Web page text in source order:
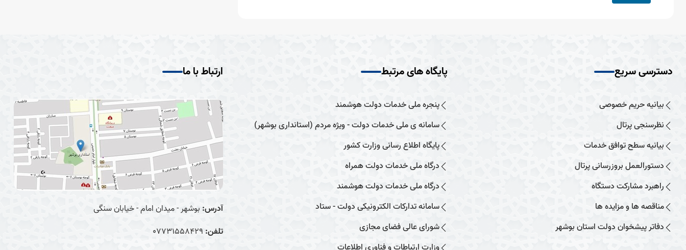
دسترسی سریع
بیانیه حریم خصوصی
نظرسنجی پرتال
بیانیه سطح توافق خدمات
دستورالعمل بروزرسانی پرتال
راهبرد مشارکت دستگاه
مناقصه ها و مزایده ها
دفاتر پیشخوان دولت استان بوشهر
پایگاه های مرتبط
پنجره ملی خدمات دولت هوشمند
سامانه ی ملی خدمات دولت - ویژه مردم (استانداری بوشهر)
پایگاه اطلاع رسانی وزارت کشور
درگاه ملی خدمات دولت همراه
درگاه ملی خدمات دولت هوشمند
سامانه تدارکات الکترونیکی دولت - ستاد
شورای عالی فضای مجازی
ارتباط با ما
آدرس: بوشهر - میدان امام - خیابان سنگی
تلفن: 07731558429